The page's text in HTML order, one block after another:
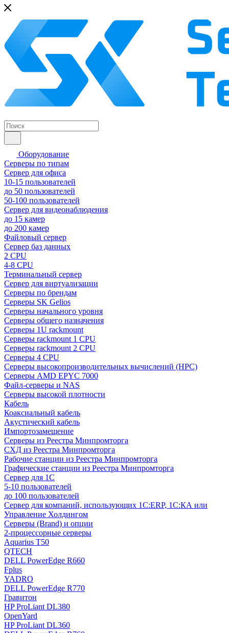
Оборудование
Серверы по типам
Сервер для офиса
10-15 пользователей
до 50 пользователей
50-100 пользователей
Сервер для видеонаблюдения
до 15 камер
до 200 камер
Файловый сервер
Сервер баз данных
2 CPU
4-8 CPU
Терминальный сервер
Сервер для виртуализации
Серверы по брендам
Серверы SK Gelios
Серверы начального уровня
Серверы общего назначения
Серверы 1U rackmount
Серверы rackmount 1 CPU
Серверы rackmount 2 CPU
Серверы 4 CPU
Серверы высокопроизводительных вычислений (HPC)
Серверы AMD EPYC 7000
Файл-серверы и NAS
Серверы высокой плотности
Кабель
Коаксиальный кабель
Акустический кабель
Импортозамещение
Серверы из Реестра Минпромторга
СХД из Реестра Минпромторга
Рабочие станции из Реестра Минпромторга
Графические станции из Реестра Минпромторга
Сервер для 1С
5-10 пользователей
до 100 пользователей
Сервер для компаний, использующих 1C:ERP, 1С:КА или
Управление Холдингом
Серверы (Brand) и опции
2-процессорные серверы
Aquarius T50
QTECH
DELL PowerEdge R660
Fplus
YADRO
DELL PowerEdge R770
Гравитон
HP ProLiant DL380
OpenYard
HP ProLiant DL360